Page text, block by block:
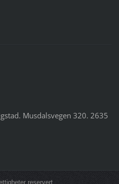
Musdalsvegen 320. 2635
reservert.